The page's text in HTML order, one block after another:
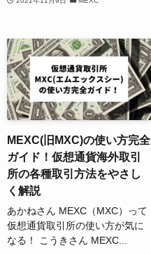
MEXC(旧MXC)の使い方完全
ガイド！仮想通貨海外取引
所の各種取引方法をやさし
く解説
あかねさん MEXC（MXC）って
仮想通貨取引所の使い方が気に
なる！ こうきさん MEXC...